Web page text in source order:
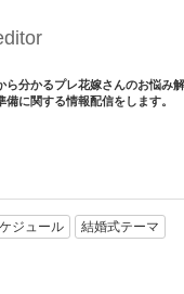
分かるプレ花嫁さんのお悩み
に関する情報配信をします。
ジュール 結婚式テーマ